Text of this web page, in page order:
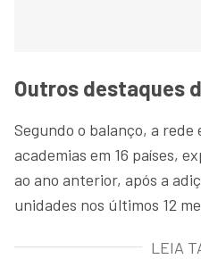
Outros destaques
Segundo o balanço, a rede
academias em 16 países,
ao ano anterior, após a
unidades nos últimos 12
LEIA